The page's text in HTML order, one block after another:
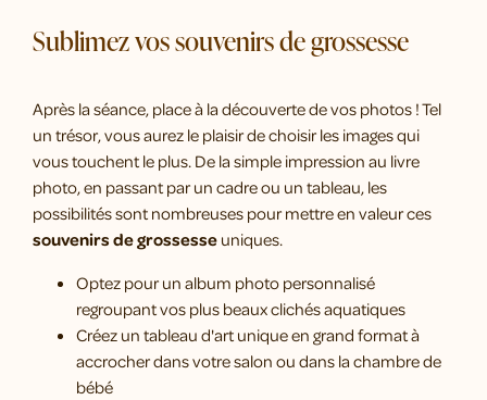
Sublimez vos souvenirs de grossesse
Après la séance, place à la découverte de vos photos ! Tel
un trésor, vous aurez le plaisir de choisir les images qui
vous touchent le plus. De la simple impression au livre
photo, en passant par un cadre ou un tableau, les
possibilités sont nombreuses pour mettre en valeur ces
souvenirs de grossesseuniques.
Optez pour un album photo personnalisé
regroupant vos plus beaux clichés aquatiques
Créez un tableau d'art unique en grand format à
accrocher dans votre salon ou dans la chambre de
bébé